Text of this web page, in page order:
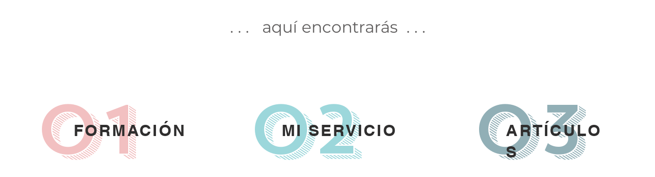
. . . aquí encontrarás . . .
01
FORMACIÓN 02
MI SERVICIO 03
ARTÍCULO
S